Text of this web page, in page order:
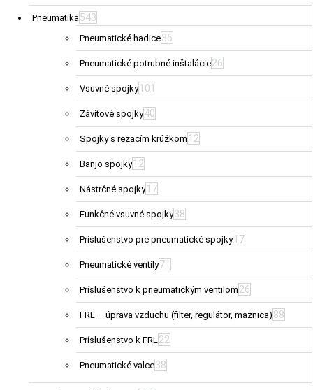
Pneumatika543
Pneumatické hadice35
Pneumatické potrubné inštalácie26
Vsuvné spojky 101
Závitové spojky40
Spojky s rezacím krúžkom 12
Banjo spojky 12
Nástrčné spojky 17
Funkčné vsuvné spojky38
Príslušenstvo pre pneumatické spojky 17
Pneumatické ventily71
Príslušenstvo k pneumatickým ventilom 26
FRL – úprava vzduchu (filter, regulátor, maznica) 88
Príslušenstvo k FRL22
Pneumatické valce38